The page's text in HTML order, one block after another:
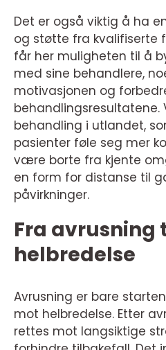
Det er også viktig å ha
og støtte fra kvalifiserte
får her muligheten til å
med sine behandlere,
motivasjonen og
behandlingsresultatene.
behandling i utlandet,
pasienter føle seg mer
være borte fra kjente
en form for distanse til
påvirkninger.
Fra avrusning
helbredelse
Avrusning er bare
mot helbredelse. Etter
rettes mot langsiktige